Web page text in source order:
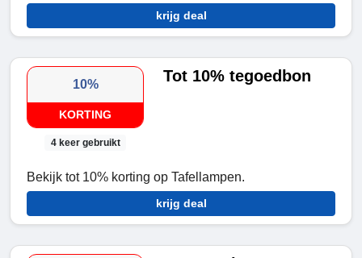
krijg deal
10%
KORTING
4 keer gebruikt
Tot 10% tegoedbon
Bekijk tot 10% korting op Tafellampen.
krijg deal